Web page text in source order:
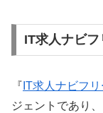
IT求人ナビ
『 IT求人ナビフ
ジェントであり